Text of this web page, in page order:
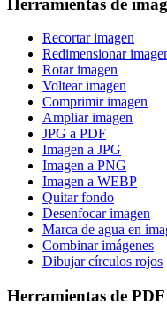
Recortar imagen
Redimensionar
Rotar imagen
Voltear imagen
Comprimir imagen
Ampliar imagen
JPG a PDF
Imagen a JPG
Imagen a PNG
Imagen a WEBP
Quitar fondo
Desenfocar imagen
Marca de agua en
Combinar imágenes
Dibujar círculos rojos
Herramientas de PDF